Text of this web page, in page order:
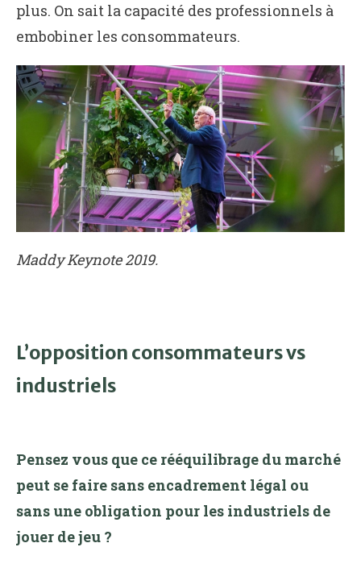
plus. On sait la capacité des professionnels à
embobiner les consommateurs.
Maddy Keynote 2019.
L’opposition consommateurs vs
industriels
Pensez vous que ce rééquilibrage du marché
peut se faire sans encadrement légal ou
sans une obligation pour les industriels de
jouer de jeu ?